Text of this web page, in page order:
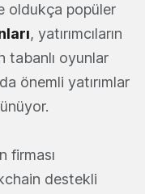
oldukça popüler
, yatırımcıların
tabanlı oyunlar
önemli yatırımlar
firması
destekli